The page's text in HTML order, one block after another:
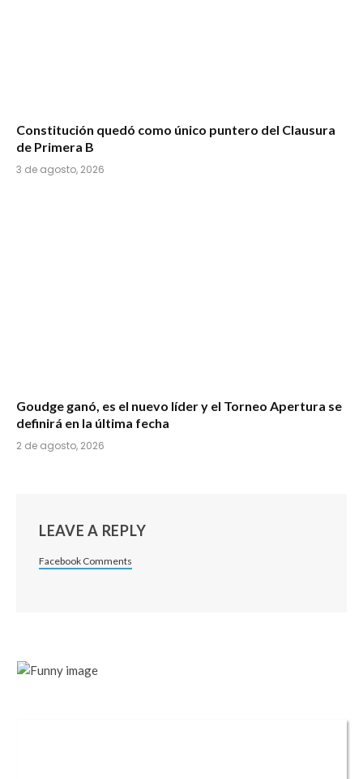
Constitución quedó como único puntero del Clausura
de Primera B
3 de agosto, 2026
Goudge ganó, es el nuevo líder y el Torneo Apertura se
definirá en la última fecha
2 de agosto, 2026
LEAVE A REPLY
Facebook Comments